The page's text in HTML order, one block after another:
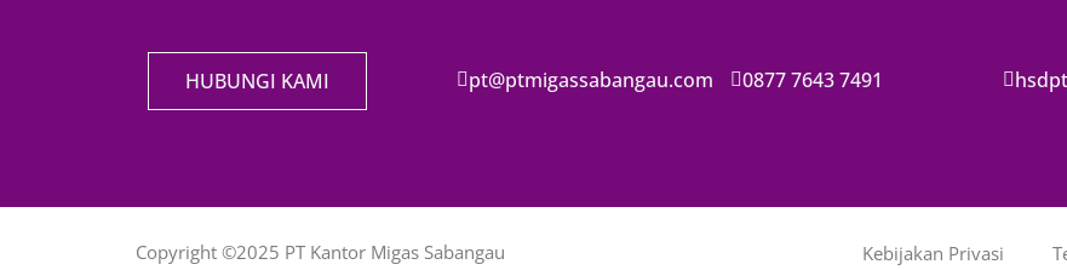
HUBUNGI KAMI pt@ptmigassabangau.com 0877 7643 7491
Copyright ©2025 PT Kantor Migas Sabangau Kebijakan Privasi